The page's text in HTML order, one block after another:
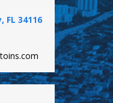
FL 34116